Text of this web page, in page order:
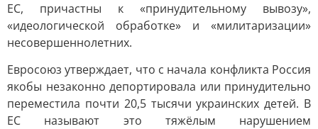
ЕС, причастны к «принудительному вывозу»,
«идеологической обработке» и «милитаризации»
несовершеннолетних.
Евросоюз утверждает, что с начала конфликта Россия
якобы незаконно депортировала или принудительно
переместила почти 20,5 тысячи украинских детей. В
ЕС называют это тяжёлым нарушением